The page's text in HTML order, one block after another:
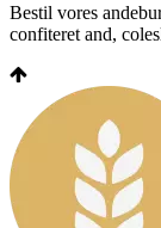
Bestil vores
confiteret and,